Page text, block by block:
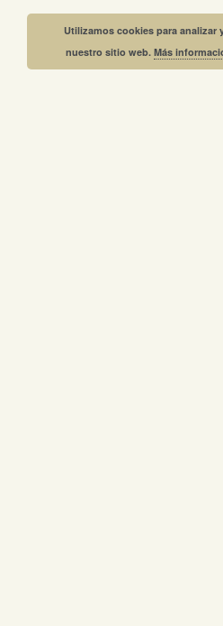
Utilizamos cookies para analizar
nuestro sitio web.Más